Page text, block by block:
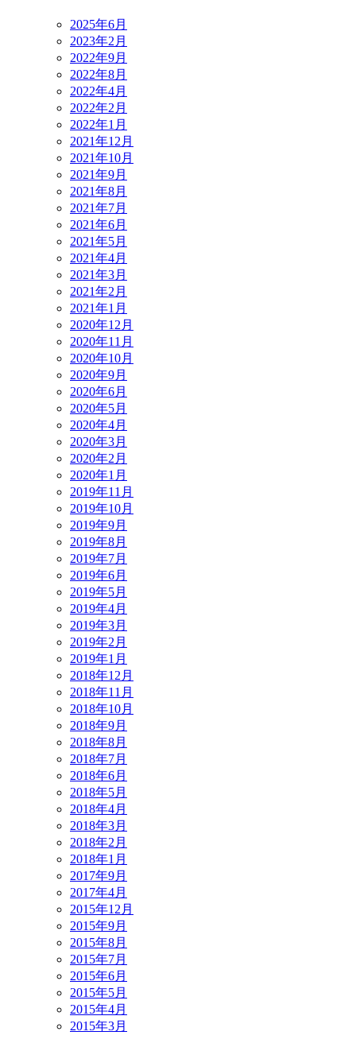
2025年6月
2023年2月
2022年9月
2022年8月
2022年4月
2022年2月
2022年1月
2021年12月
2021年10月
2021年9月
2021年8月
2021年7月
2021年6月
2021年5月
2021年4月
2021年3月
2021年2月
2021年1月
2020年12月
2020年11月
2020年10月
2020年9月
2020年6月
2020年5月
2020年4月
2020年3月
2020年2月
2020年1月
2019年11月
2019年10月
2019年9月
2019年8月
2019年7月
2019年6月
2019年5月
2019年4月
2019年3月
2019年2月
2019年1月
2018年12月
2018年11月
2018年10月
2018年9月
2018年8月
2018年7月
2018年6月
2018年5月
2018年4月
2018年3月
2018年2月
2018年1月
2017年9月
2017年4月
2015年12月
2015年9月
2015年8月
2015年7月
2015年6月
2015年5月
2015年4月
2015年3月